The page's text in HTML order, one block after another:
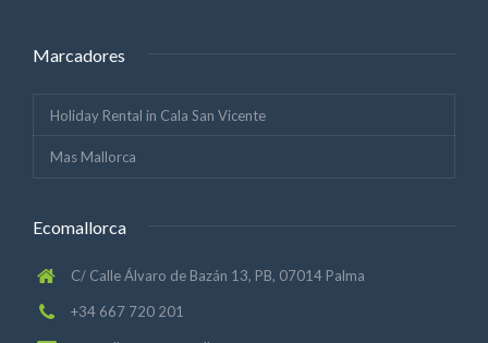
Marcadores
Holiday Rental in Cala San Vicente
Mas Mallorca
Ecomallorca
C/ Calle Álvaro de Bazán 13, PB, 07014 Palma
+34 667 720 201